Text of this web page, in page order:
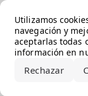
Utilizamos
navegación y
aceptarlas todas
información en
Rechazar
Error